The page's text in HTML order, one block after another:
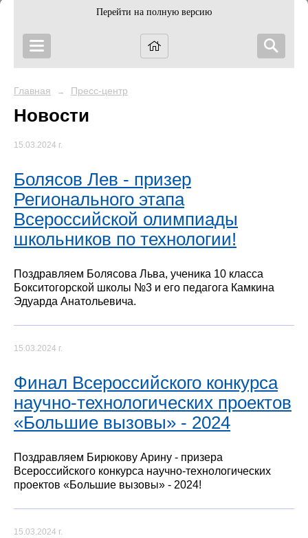
Перейти на полную версию
Главная → Пресс-центр
Новости
15.03.2024 г.
Болясов Лев - призер
Регионального этапа
Всероссийской олимпиады
школьников по технологии!
Поздравляем Болясова Льва, ученика 10 класса
Бокситогорской школы №3 и его педагога Камкина
Эдуарда Анатольевича.
15.03.2024 г.
Финал Всероссийского конкурса
научно-технологических проектов
«Большие вызовы» - 2024
Поздравляем Бирюкову Арину - призера
Всероссийского конкурса научно-технологических
проектов «Большие вызовы» - 2024!
15.03.2024 г.